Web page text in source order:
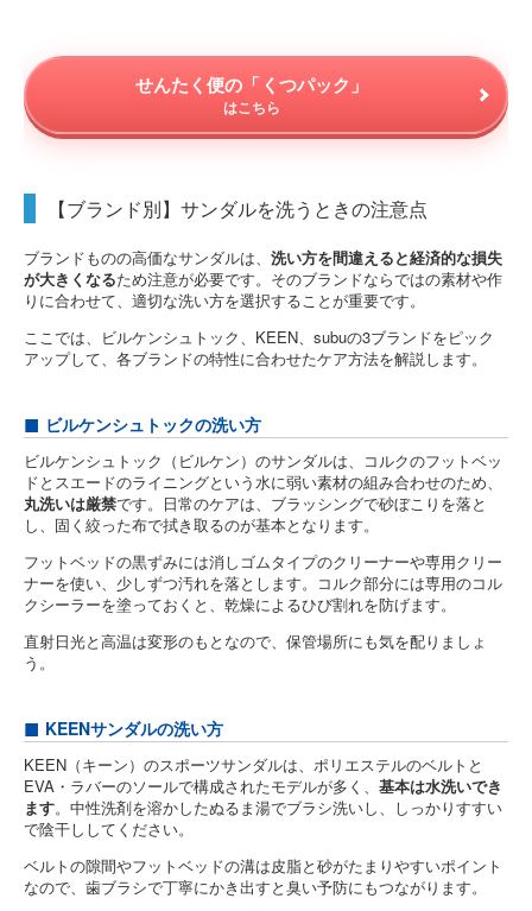
せんたく便の「くつパック」
はこちら
【ブランド別】サンダルを洗うときの注意点
ブランドものの高価なサンダルは、 洗い方を間違えると経済的な損失
が大きくなるため注意が必要です。そのブランドならではの素材や作
りに合わせて、適切な洗い方を選択することが重要です。
ここでは、ビルケンシュトック、KEEN、subuの3ブランドをピック
アップして、各ブランドの特性に合わせたケア方法を解説します。
ビルケンシュトックの洗い方
ビルケンシュトック（ビルケン）のサンダルは、コルクのフットベッ
ドとスエードのライニングという水に弱い素材の組み合わせのため、
丸洗いは厳禁です。日常のケアは、ブラッシングで砂ぼこりを落と
し、固く絞った布で拭き取るのが基本となります。
フットベッドの黒ずみには消しゴムタイプのクリーナーや専用クリー
ナーを使い、少しずつ汚れを落とします。コルク部分には専用のコル
クシーラーを塗っておくと、乾燥によるひび割れを防げます。
直射日光と高温は変形のもとなので、保管場所にも気を配りましょ
う。
KEENサンダルの洗い方
KEEN（キーン）のスポーツサンダルは、ポリエステルのベルトと
EVA・ラバーのソールで構成されたモデルが多く、 基本は水洗いでき
ます。中性洗剤を溶かしたぬるま湯でブラシ洗いし、しっかりすすい
で陰干ししてください。
ベルトの隙間やフットベッドの溝は皮脂と砂がたまりやすいポイント
なので、歯ブラシで丁寧にかき出すと臭い予防にもつながります。